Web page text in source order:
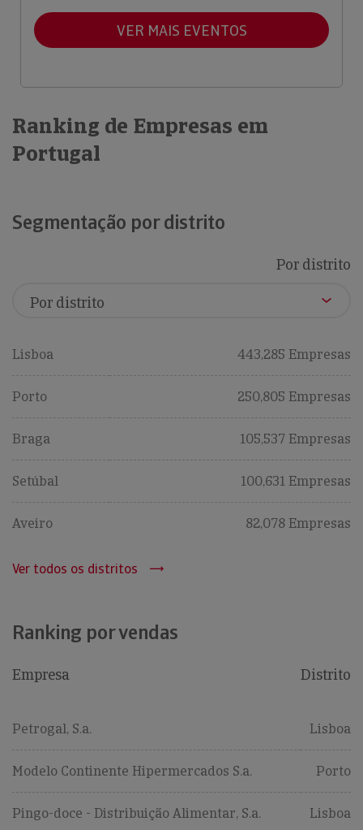
VER MAIS EVENTOS
Ranking de Empresas em
Portugal
Segmentação por distrito
Por distrito
Lisboa 443,285 Empresas
Porto 250,805 Empresas
Braga 105,537 Empresas
Setúbal 100,631 Empresas
Aveiro 82,078 Empresas
Ver todos os distritos
Ranking por vendas
Empresa Distrito
Petrogal, S.a. Lisboa
Modelo Continente Hipermercados S.a. Porto
Pingo-doce - Distribuição Alimentar, S.a. Lisboa